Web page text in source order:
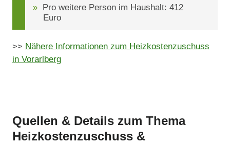
Pro weitere Person im Haushalt: 412
Euro
>> Nähere Informationen zum Heizkostenzuschuss
in Vorarlberg
Quellen & Details zum Thema
Heizkostenzuschuss &